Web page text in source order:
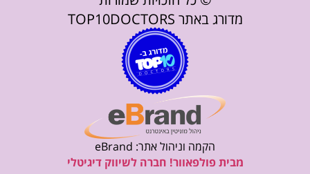
מדורג באתר TOP10DOCTORS
הקמה וניהול אתר: eBrand
מבית פולפאוור! חברה לשיווק דיגיטלי